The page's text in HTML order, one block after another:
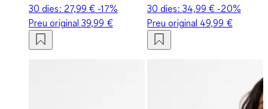
30 dies: 27,99 € -17%
Preu original39,99 €
30 dies: 34,99 € -20%
Preu original 49,99 €